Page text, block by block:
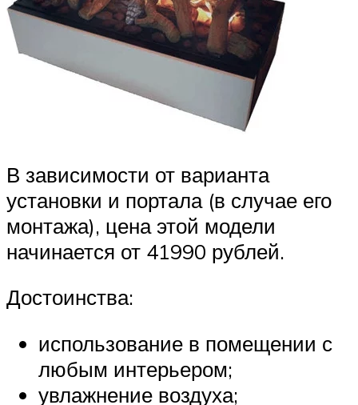
В зависимости от варианта
установки и портала (в случае его
монтажа), цена этой модели
начинается от 41990 рублей.
Достоинства:
использование в помещении с
любым интерьером;
увлажнение воздуха;